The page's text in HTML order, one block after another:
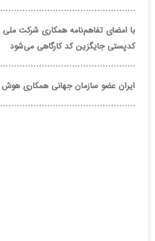
با امضای تفاهم‌نامه همکاری شرکت
کدپستی جایگزین کد کارگاهی می‌شود
ایران عضو سازمان جهانی همکاری